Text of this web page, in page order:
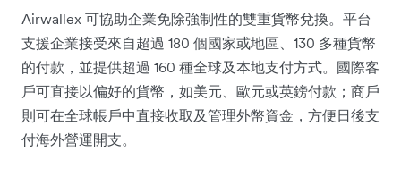
Airwallex 可協助企業免除強制性的雙重貨幣兌換。平台
支援企業接受來自超過 180 個國家或地區、130 多種貨幣
的付款，並提供超過 160 種全球及本地支付方式。國際客
戶可直接以偏好的貨幣，如美元、歐元或英鎊付款；商戶
則可在全球帳戶中直接收取及管理外幣資金，方便日後支
付海外營運開支。